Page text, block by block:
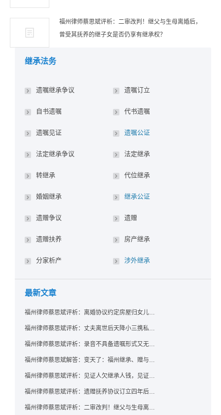
福州律师蔡思斌评析：二审改判！继父与生母离婚后，
曾受其抚养的继子女是否仍享有继承权？
继承法务
遗嘱继承争议 遗嘱订立
自书遗嘱 代书遗嘱
遗嘱见证 遗嘱公证
法定继承争议 法定继承
转继承 代位继承
婚姻继承 继承公证
遗赠争议 遗赠
遗赠扶养 房产继承
分家析产 涉外继承
最新文章
福州律师蔡思斌评析：离婚协议约定房屋归女儿所有，父亲去世后继母能否拒绝过户？
福州律师蔡思斌评析：丈夫离世后天降小三携私生子争遗产，法院正义判决保住原配80%份额！
福州律师蔡思斌评析：录音不具备遗嘱形式又无法证明赠与意愿——法院：按法定继承处理
福州律师蔡思斌解答：变天了：福州继承、赠与房产转让要收20%个税？福州国税官方回复来了！
福州律师蔡思斌评析：见证人欠继承人钱，见证遗嘱还有效吗？
福州律师蔡思斌评析：遗赠抚养协议订立四年后丧失民事行为能力，协议有效吗？
福州律师蔡思斌评析：二审改判！继父与生母离婚后，曾受其抚养的继子女是否仍享有继承权？